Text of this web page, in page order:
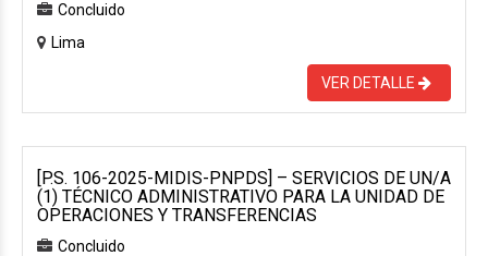
Concluido
Lima
VER DETALLE
[P.S. 106-2025-MIDIS-PNPDS] – SERVICIOS DE UN/A
(1) TÉCNICO ADMINISTRATIVO PARA LA UNIDAD DE
OPERACIONES Y TRANSFERENCIAS
Concluido